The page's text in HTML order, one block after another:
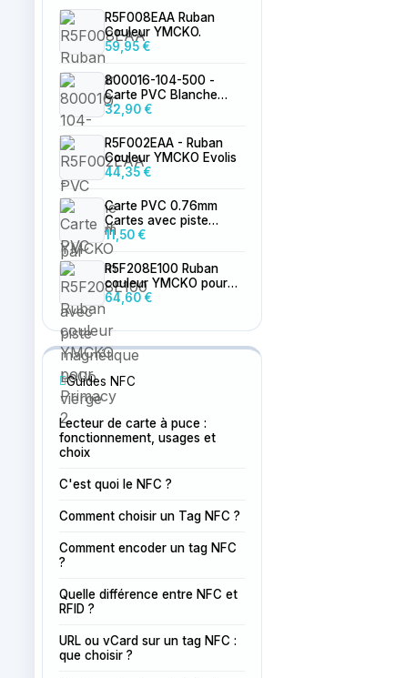
R5F008EAA Ruban
Couleur YMCKO.
59,95 €
800016-104-500 -
Carte PVC Blanche
0.76mm par 500
32,90 €
R5F002EAA - Ruban
Couleur YMCKO Evolis
44,35 €
Carte PVC 0.76mm
Cartes avec piste
magnétique LoCo
vierge
11,50 €
R5F208E100 Ruban
couleur YMCKO pour
Primacy 2
64,60 €
Guides NFC
Lecteur de carte à puce :
fonctionnement, usages et
choix
C'est quoi le NFC ?
Comment choisir un Tag NFC ?
Comment encoder un tag NFC
?
Quelle différence entre NFC et
RFID ?
URL ou vCard sur un tag NFC :
que choisir ?